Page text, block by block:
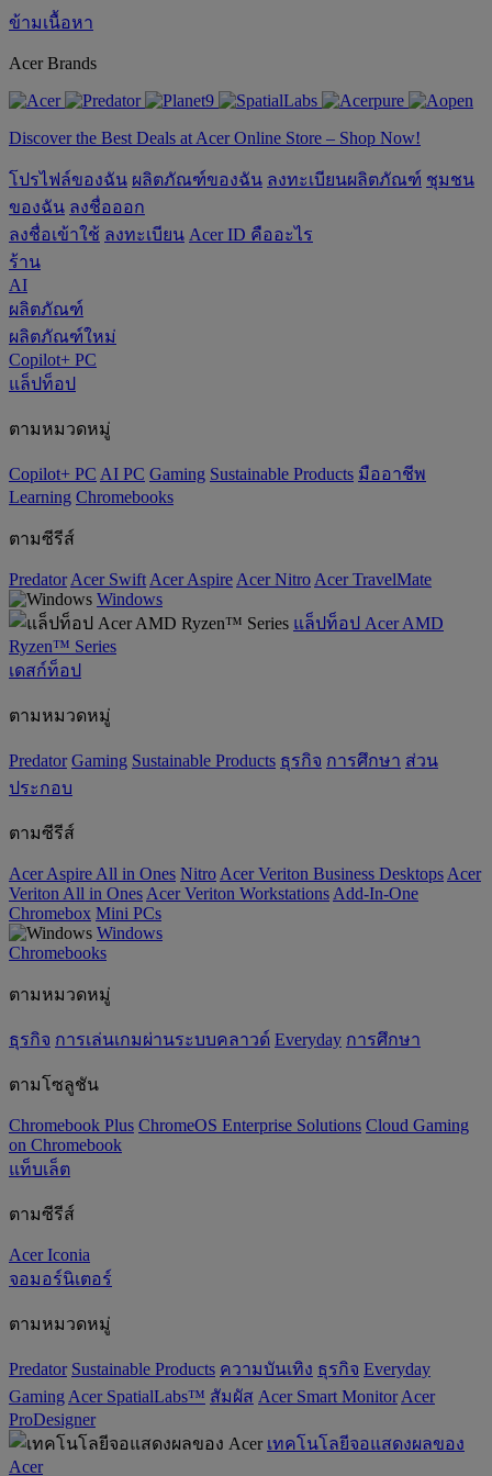
ข้ามเนื้อหา
Acer Brands
Discover the Best Deals at Acer Online Store – Shop Now!
โปรไฟล์ของฉัน ผลิตภัณฑ์ของฉัน ลงทะเบียนผลิตภัณฑ์ ชุมชน
ของฉัน ลงชื่อออก
ลงชื่อเข้าใช้ ลงทะเบียน Acer ID คืออะไร
ร้าน
AI
ผลิตภัณฑ์
ผลิตภัณฑ์ใหม่
Copilot+ PC
แล็ปท็อป
ตามหมวดหมู่
Copilot+ PC AI PC Gaming ‌Sustainable Products มืออาชีพ
‌Learning Chromebooks
ตามซีรีส์
Predator Acer Swift Acer Aspire Acer Nitro Acer TravelMate
Windows
แล็ปท็อป Acer AMD
Ryzen™ Series
เดสก์ท็อป
ตามหมวดหมู่
Predator Gaming ‌Sustainable Products ธุรกิจ การศึกษา ส่วน
ประกอบ
ตามซีรีส์
Acer Aspire All in Ones Nitro Acer Veriton Business Desktops Acer
Veriton All in Ones Acer Veriton Workstations Add-In-One
Chromebox Mini PCs
Windows
Chromebooks
ตามหมวดหมู่
ธุรกิจ การเล่นเกมผ่านระบบคลาวด์ Everyday การศึกษา
ตามโซลูชัน
Chromebook Plus ChromeOS Enterprise Solutions Cloud Gaming
on Chromebook
แท็บเล็ต
ตามซีรีส์
Acer Iconia
จอมอร์นิเตอร์
ตามหมวดหมู่
Predator ‌Sustainable Products ความบันเทิง ธุรกิจ Everyday
Gaming Acer SpatialLabs™ สัมผัส Acer Smart Monitor Acer
ProDesigner
เทคโนโลยีจอแสดงผลของ
Acer